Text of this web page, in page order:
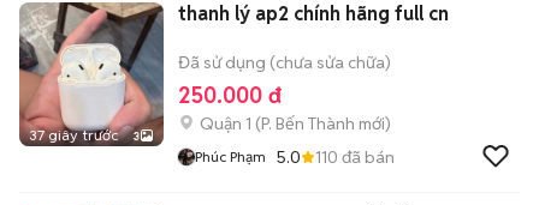
37 giây trước 3
thanh lý ap2 chính hãng full cn
Đã sử dụng (chưa sửa chữa)
250.000 đ
Quận 1 (P. Bến Thành mới)
Phúc Phạm 5.0 110 đã bán